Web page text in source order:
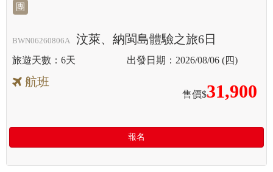
團
BWN06260806A 汶萊、納閩島體驗之旅6日
6天 2026/08/06 (四)
航班
售價$31,900
報名